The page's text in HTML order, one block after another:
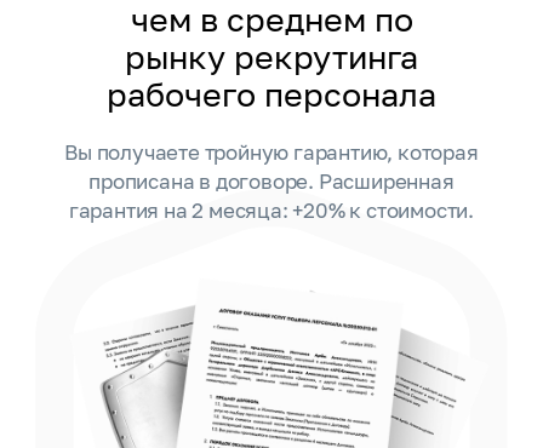
Вы получаете тройную гарантию, которая
прописана в договоре. Расширенная
гарантия на 2 месяца: +20% к стоимости.
чем в среднем по
рынку рекрутинга
рабочего персонала